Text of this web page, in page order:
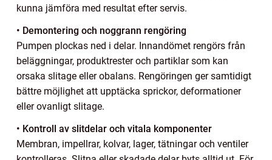
kunna jämföra med resultat efter servis.
• Demontering och noggrann rengöring
Pumpen plockas ned i delar. Innandömet rengörs från
beläggningar, produktrester och partiklar som kan
orsaka slitage eller obalans. Rengöringen ger samtidigt
bättre möjlighet att upptäcka sprickor, deformationer
eller ovanligt slitage.
• Kontroll av slitdelar och vitala komponenter
Membran, impellrar, kolvar, lager, tätningar och ventiler